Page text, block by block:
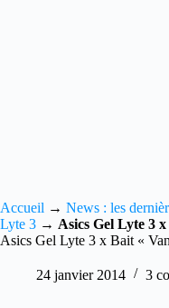
Accueil → News : les
Lyte 3 → Asics Gel Lyte 3
Asics Gel Lyte 3 x Bait «
24 janvier 2014 3